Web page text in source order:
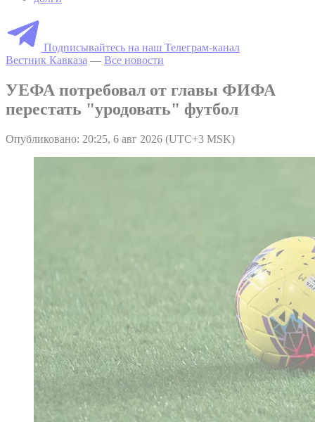
Подписывайтесь на наш Телеграм-канал
Вестник Кавказа — Все новости
УЕФА потребовал от главы ФИФА
перестать "уродовать" футбол
Опубликовано: 20:25, 6 авг 2026 (UTC+3 MSK)